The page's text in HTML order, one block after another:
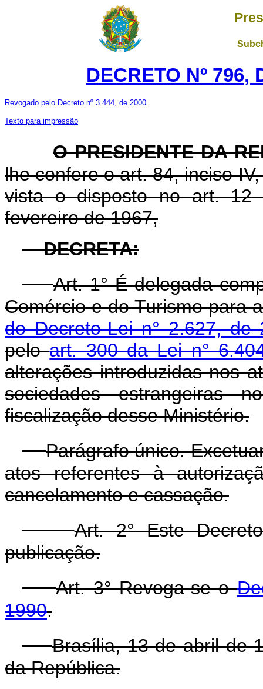
DECRETO Nº 796,
Revogado pelo Decreto nº 3.444, de 2000
Texto para impressão
O PRESIDENTE DA
lhe confere o art. 84, inciso
vista o disposto no art. 12
fevereiro de 1967,
DECRETA:
Art. 1° É delegada
Comércio e do Turismo para
do Decreto-Lei n° 2.627,
peloart. 300 da Lei n°
alterações introduzidas nos
sociedades estrangeiras
fiscalização desse Ministério.
Parágrafo único.
atos referentes à
cancelamento e cassação.
Art. 2° Este
publicação.
Art. 3° Revoga-se o
1990.
Brasília, 13 de abril de
da República.